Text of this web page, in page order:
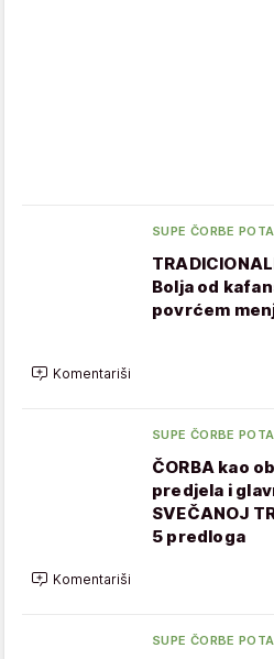
SUPE ČORBE
Bolja od
povrćem
Komentariši
SUPE ČORBE
ČORBA kao
predjela i
SVEČANOJ
5 predloga
Komentariši
SUPE ČORBE